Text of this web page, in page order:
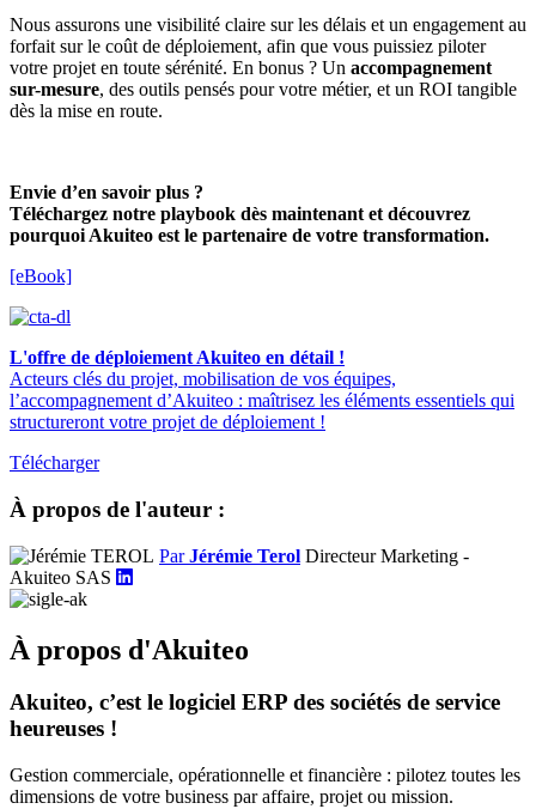
Nous assurons une visibilité claire sur les délais et un engagement au
forfait sur le coût de déploiement, afin que vous puissiez piloter
votre projet en toute sérénité. En bonus ? Un accompagnement
sur-mesure, des outils pensés pour votre métier, et un ROI tangible
dès la mise en route.
Envie d’en savoir plus ?
Téléchargez notre playbook dès maintenant et découvrez
pourquoi Akuiteo est le partenaire de votre transformation.
[eBook]
L'offre de déploiement Akuiteo en détail !
Acteurs clés du projet, mobilisation de vos équipes,
l’accompagnement d’Akuiteo : maîtrisez les éléments essentiels qui
structureront votre projet de déploiement !
Télécharger
À propos de l'auteur :
ParJérémie Terol Directeur Marketing -
Akuiteo SAS
À propos d'Akuiteo
Akuiteo, c’est le logiciel ERP des sociétés de service
heureuses !
Gestion commerciale, opérationnelle et financière : pilotez toutes les
dimensions de votre business par affaire, projet ou mission.